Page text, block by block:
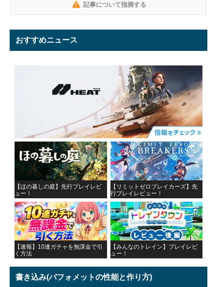
記事について指摘する
おすすめニュース
【ほの暮しの庭】先行プレイレビ
ュー！
【リミットゼロブレイカーズ】先
行プレイレビュー！
【速報】10連ガチャを無課金で引
く方法
【みんなのトレイン】プレイレビ
ュー！
書き込み(バフォメットの性能と作り方)